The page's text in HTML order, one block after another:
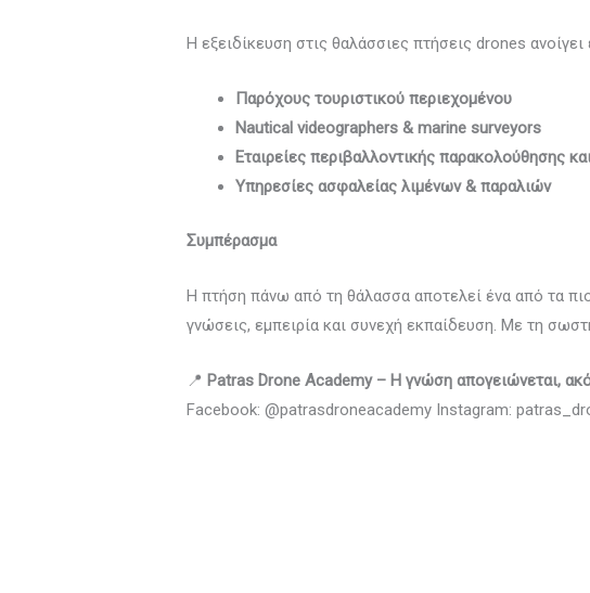
Η εξειδίκευση στις θαλάσσιες πτήσεις drones
Παρόχους τουριστικού περιεχομένου
Nautical videographers & marine surveyors
Εταιρείες περιβαλλοντικής παρακολούθησης
Υπηρεσίες ασφαλείας λιμένων & παραλιών
Συμπέρασμα
Η πτήση πάνω από τη θάλασσα αποτελεί ένα από τα πιο
γνώσεις, εμπειρία και συνεχή εκπαίδευση. Με τη
📍 Patras Drone Academy – Η γνώση απογειώνεται,
Facebook: @patrasdroneacademy Instagram: